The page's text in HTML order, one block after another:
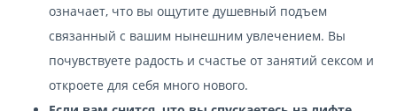
означает, что вы ощутите душевный подъем
связанный с вашим нынешним увлечением. Вы
почувствуете радость и счастье от занятий сексом и
откроете для себя много нового.